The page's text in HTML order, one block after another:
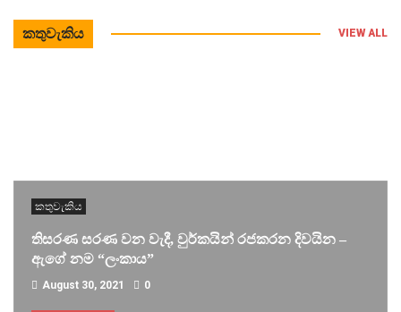
කතුවැකිය VIEW ALL
කතුවැකිය
තිසරණ සරණ වන වැදී, වුර්කයින් රජකරන දිවයින –
ඇගේ නම “ලංකාය”
August 30, 2021 0